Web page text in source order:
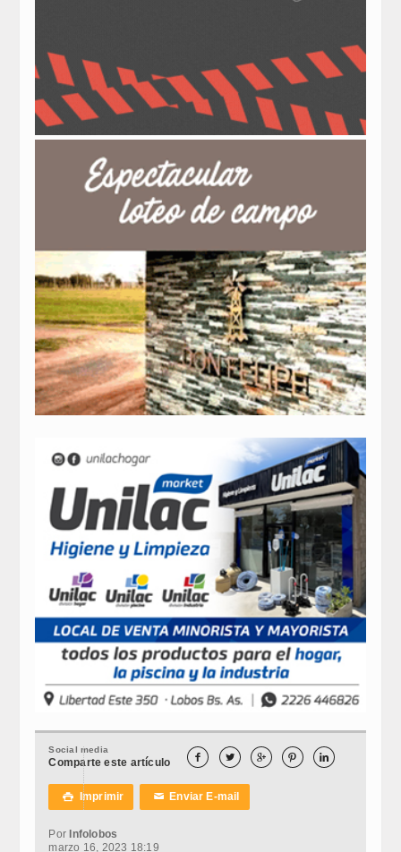
Social media
Comparte este artículo     
 Imprimir ✉Enviar E-mail
Por Infolobos
marzo 16, 2023 18:19